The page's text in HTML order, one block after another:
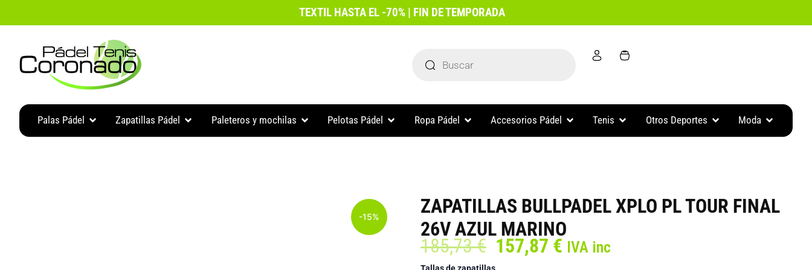
al
TEXTIL HASTA EL -70% | FIN DE TEMPORADA
productos
Palas Pádel Abrir Palas Pádel
Zapatillas Pádel Abrir Zapatillas Pádel
Paleteros y mochilas Abrir Paleteros y mochilas
Pelotas Pádel Abrir Pelotas Pádel
Ropa Pádel Abrir Ropa Pádel
Accesorios Pádel Abrir Accesorios Pádel
Tenis Abrir TenisOtros Deportes Abrir Otros Deportes
Moda Abrir Moda
-15%
ZAPATILLAS BULLPADEL XPLO PL TOUR FINAL
26V AZUL MARINO
185,73€ El
precio
157,87 € El
IVA inc
ZAPATILLAS